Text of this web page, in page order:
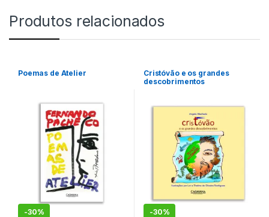
Produtos relacionados
Poemas de Atelier
-30%
Cristóvão e os grandes
descobrimentos
-30%